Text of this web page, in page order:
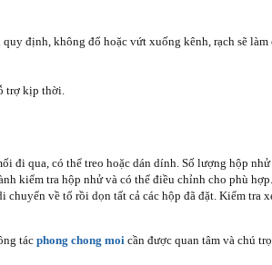
định, không đổ hoặc vứt xuống kênh, rạch sẽ làm
trợ kịp thời.
đi qua, có thể treo hoặc dán dính. Số lượng hộp
kiểm tra hộp nhử và có thể điều chỉnh cho phù
về tổ rồi dọn tất cả các hộp đã đặt. Kiểm tra
tác phong chong moi cần được quan tâm và chú